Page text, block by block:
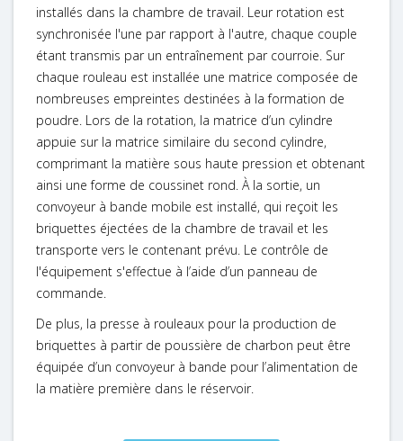
installés dans la chambre de travail. Leur rotation est
synchronisée l'une par rapport à l'autre, chaque couple
étant transmis par un entraînement par courroie. Sur
chaque rouleau est installée une matrice composée de
nombreuses empreintes destinées à la formation de
poudre. Lors de la rotation, la matrice d’un cylindre
appuie sur la matrice similaire du second cylindre,
comprimant la matière sous haute pression et obtenant
ainsi une forme de coussinet rond. À la sortie, un
convoyeur à bande mobile est installé, qui reçoit les
briquettes éjectées de la chambre de travail et les
transporte vers le contenant prévu. Le contrôle de
l'équipement s'effectue à l’aide d’un panneau de
commande.
De plus, la presse à rouleaux pour la production de
briquettes à partir de poussière de charbon peut être
équipée d’un convoyeur à bande pour l’alimentation de
la matière première dans le réservoir.